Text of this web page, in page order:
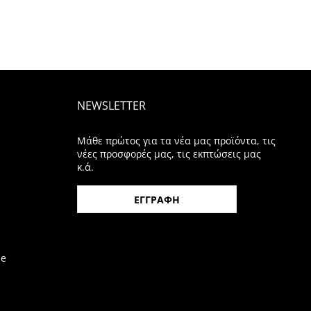
NEWSLETTER
Μάθε πρώτος για τα νέα μας προϊόντα, τις
νέες προσφορές μας, τις εκπτώσεις μας
κ.ά.
ΕΓΓΡΑΦΗ